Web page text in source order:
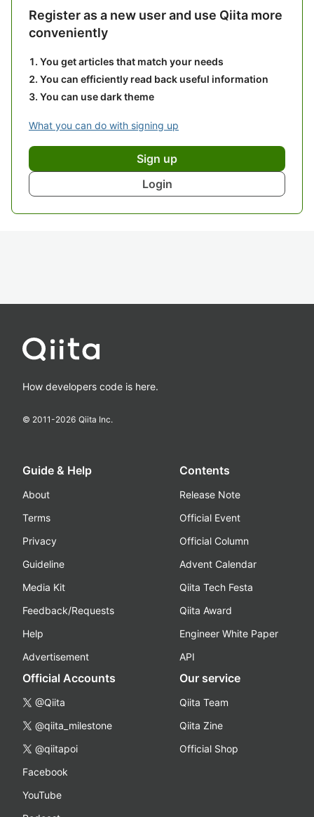
Register as a new user and use Qiita more
conveniently
You get articles that match your needs
You can efficiently read back useful information
You can use dark theme
What you can do with signing up
Sign up
Login
How developers code is here.
© 2011-2026 Qiita Inc.
Guide & Help
About
Terms
Privacy
Guideline
Media Kit
Feedback/Requests
Help
Advertisement
Contents
Release Note
Official Event
Official Column
Advent Calendar
Qiita Tech Festa
Qiita Award
Engineer White Paper
API
Official Accounts
@Qiita
@qiita_milestone
@qiitapoi
Facebook
YouTube
Our service
Qiita Team
Qiita Zine
Official Shop